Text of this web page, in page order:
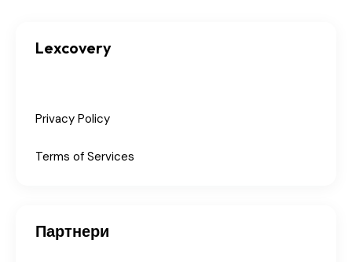
Lexcovery
Privacy Policy
Terms of Services
Партнери